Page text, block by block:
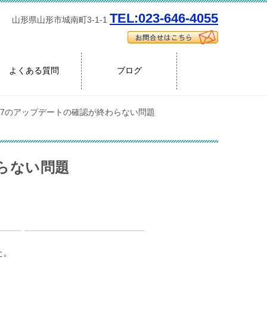
山形県山形市城南町3-1-1 TEL:023-646-4055
よくある質問 ブログ
のアップデートの確認が終わらない問題
ない問題